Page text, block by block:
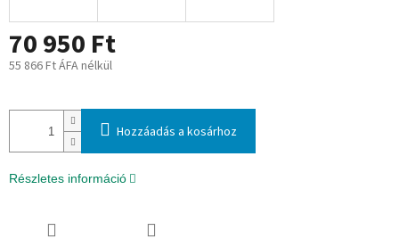
70 950 Ft
55 866 Ft ÁFA nélkül
Hozzáadás a kosárhoz
Részletes információ